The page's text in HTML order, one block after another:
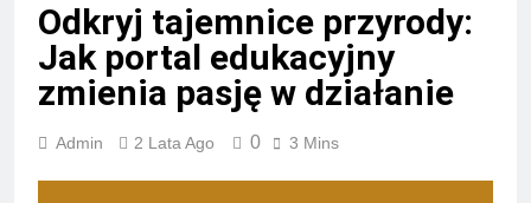
Odkryj tajemnice przyrody:
Jak portal edukacyjny
zmienia pasję w działanie
Admin 2 Lata Ago 0 3 Mins